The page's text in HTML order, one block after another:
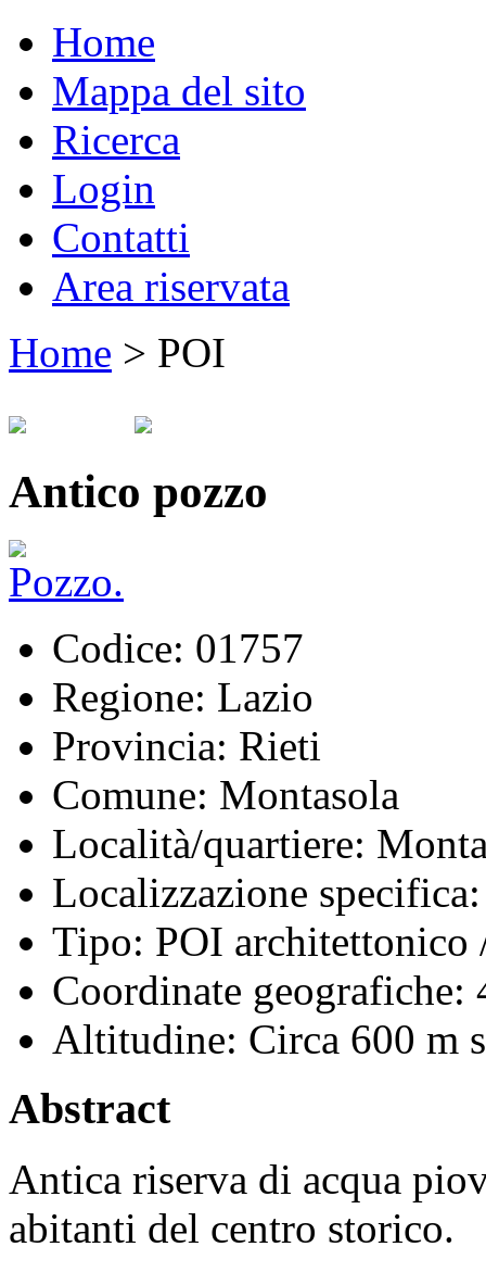
Home
Mappa del sito
Ricerca
Login
Contatti
Area riservata
Home > POI
Antico pozzo
Codice: 01757
Regione: Lazio
Provincia: Rieti
Comune: Montasola
Località/quartiere:
Localizzazione specifica:
Tipo: POI architettonico
Coordinate geografiche:
Altitudine: Circa 600 m
Abstract
Antica riserva di acqua
abitanti del centro storico.